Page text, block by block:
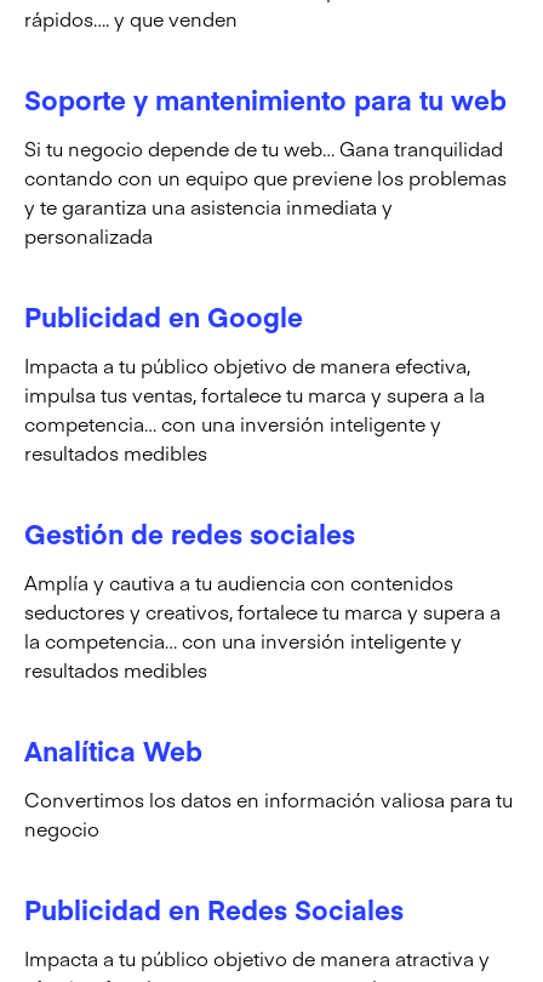
rápidos…. y que venden
Soporte y mantenimiento para tu web
Si tu negocio depende de tu web… Gana tranquilidad
contando con un equipo que previene los problemas
y te garantiza una asistencia inmediata y
personalizada
Publicidad en Google
Impacta a tu público objetivo de manera efectiva,
impulsa tus ventas, fortalece tu marca y supera a la
competencia… con una inversión inteligente y
resultados medibles
Gestión de redes sociales
Amplía y cautiva a tu audiencia con contenidos
seductores y creativos, fortalece tu marca y supera a
la competencia… con una inversión inteligente y
resultados medibles
Analítica Web
Convertimos los datos en información valiosa para tu
negocio
Publicidad en Redes Sociales
Impacta a tu público objetivo de manera atractiva y